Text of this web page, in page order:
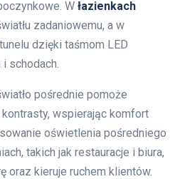
W łazienkach
zadaniowemu, a w
dzięki taśmom LED
schodach.
pośrednie pomoże
wspierając komfort
oświetlenia pośredniego
takich jak restauracje i biura,
oraz kieruje ruchem klientów.